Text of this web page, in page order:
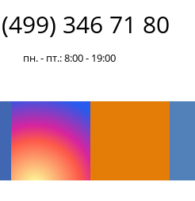
346 71 80
пн. - пт.: 8:00 - 19:00